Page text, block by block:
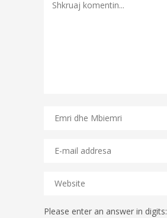
Please enter an answer in digits: